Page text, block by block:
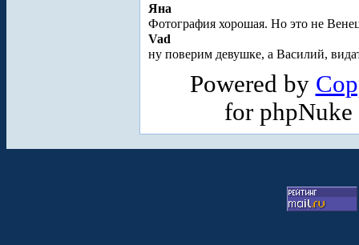
Яна
Фотография хорошая. Но это не
Vad
ну поверим девушке, а Василий,
Powered by
for